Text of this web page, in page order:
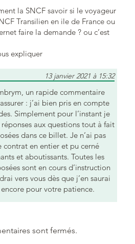
la SNCF savoir si le voyageur
Transilien en ile de France ou
faire la demande ? ou c’est
expliquer
13 janvier 2021 à 15:32
un rapide commentaire
: j’ai bien pris en compte
Simplement pour l’instant je
réponses aux questions tout à fait
dans ce billet. Je n’ai pas
contrat en entier et pu cerné
et aboutissants. Toutes les
sont en cours d’instruction
vers vous dès que j’en saurai
pour votre patience.
sont fermés.